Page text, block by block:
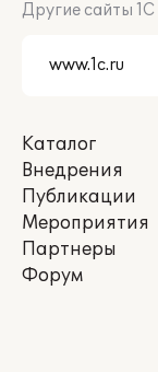
Другие сайты 1С
Каталог
Внедрения
Публикации
Мероприятия
Партнеры
Форум